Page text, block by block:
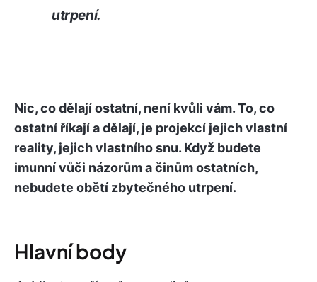
utrpení.
Nic, co dělají ostatní, není kvůli vám. To, co
ostatní říkají a dělají, je projekcí jejich vlastní
reality, jejich vlastního snu. Když budete
imunní vůči názorům a činům ostatních,
nebudete obětí zbytečného utrpení.
Hlavní body